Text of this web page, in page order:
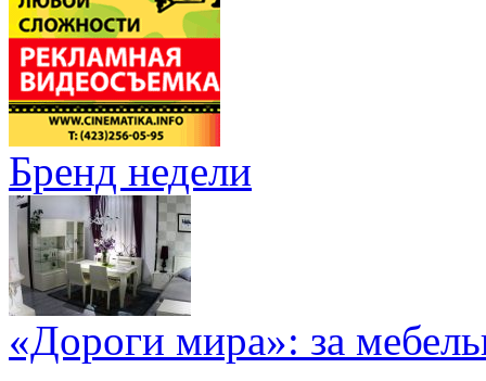
Бренд недели
«Дороги мира»: за